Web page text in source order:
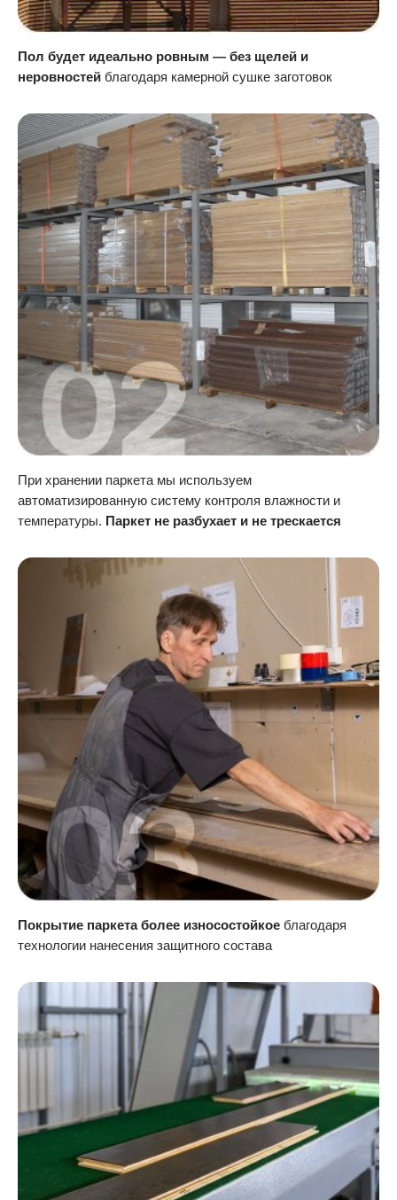
Пол будет идеально ровным — без щелей и
неровностей благодаря камерной сушке заготовок
При хранении паркета мы используем
автоматизированную систему контроля влажности и
температуры. Паркет не разбухает и не трескается
Покрытие паркета более износостойкое благодаря
технологии нанесения защитного состава